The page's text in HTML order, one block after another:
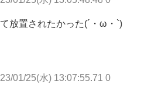
放置されたかった(´・ω・`)
01/25(水) 13:07:55.71 0